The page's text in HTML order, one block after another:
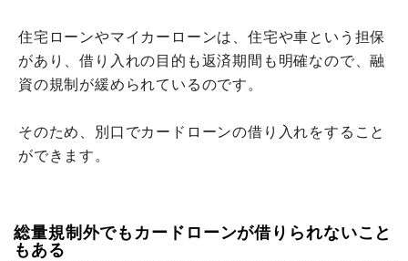
住宅ローンやマイカーローンは、住宅や車という担保
があり、借り入れの目的も返済期間も明確なので、融
資の規制が緩められているのです。
そのため、別口でカードローンの借り入れをすること
ができます。
総量規制外でもカードローンが借りられないこと
もある